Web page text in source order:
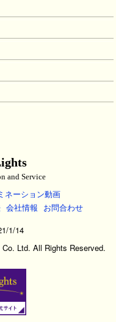
and Service
ネーション動画
会社情報 お問合わせ
1/14
Ltd. All Rights Reserved.